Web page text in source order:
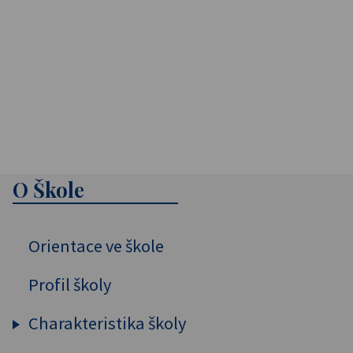
O Škole
Orientace ve škole
Profil školy
Charakteristika školy